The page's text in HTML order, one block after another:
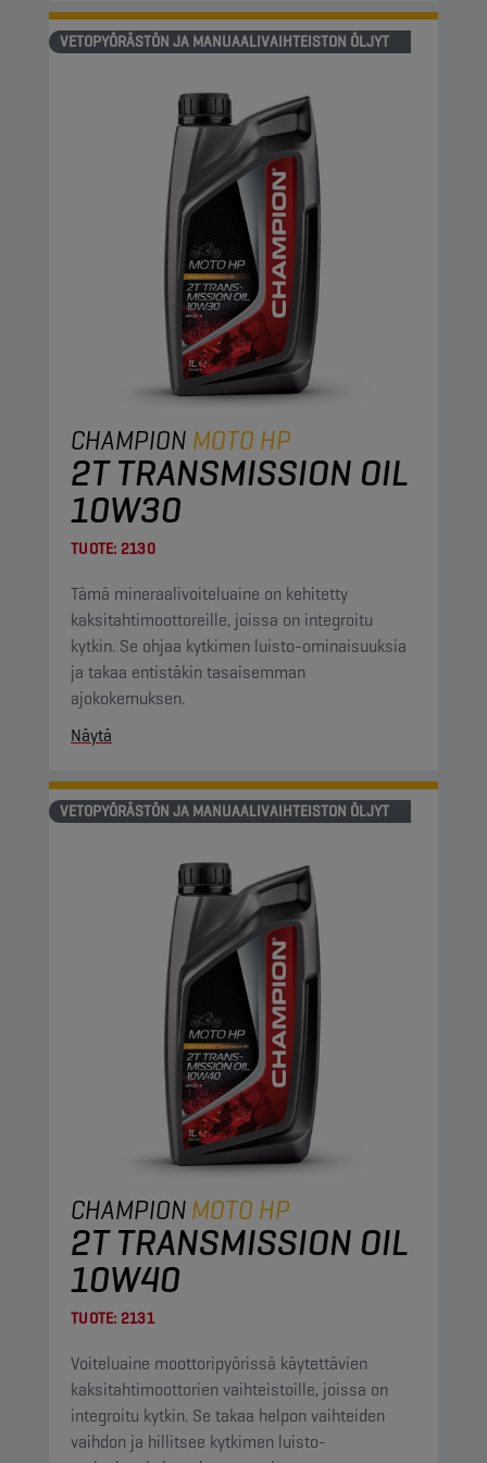
VETOPYÖRÄSTÖN JA MANUAALIVAIHTEISTON ÖLJYT
CHAMPION MOTO HP
2T TRANSMISSION OIL
10W30
TUOTE: 2130
Tämä mineraalivoiteluaine on kehitetty
kaksitahtimoottoreille, joissa on integroitu
kytkin. Se ohjaa kytkimen luisto-ominaisuuksia
ja takaa entistäkin tasaisemman
ajokokemuksen.
Näytä
VETOPYÖRÄSTÖN JA MANUAALIVAIHTEISTON ÖLJYT
CHAMPIONMOTO HP
2T TRANSMISSION OIL
10W40
TUOTE: 2131
Voiteluaine moottoripyörissä käytettävien
kaksitahtimoottorien vaihteistoille, joissa on
integroitu kytkin. Se takaa helpon vaihteiden
vaihdon ja hillitsee kytkimen luisto-